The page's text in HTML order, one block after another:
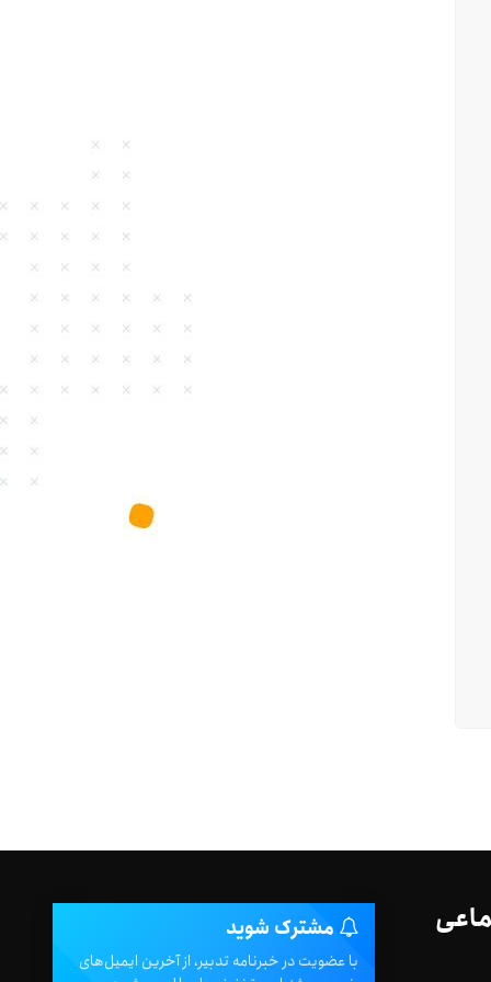
مشترک شوید
با عضویت در خبرنامه تدبیر، از آخرین ایمیل‌های